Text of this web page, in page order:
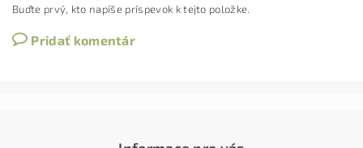
Buďte prvý, kto napíše príspevok k tejto položke.
Pridať komentár